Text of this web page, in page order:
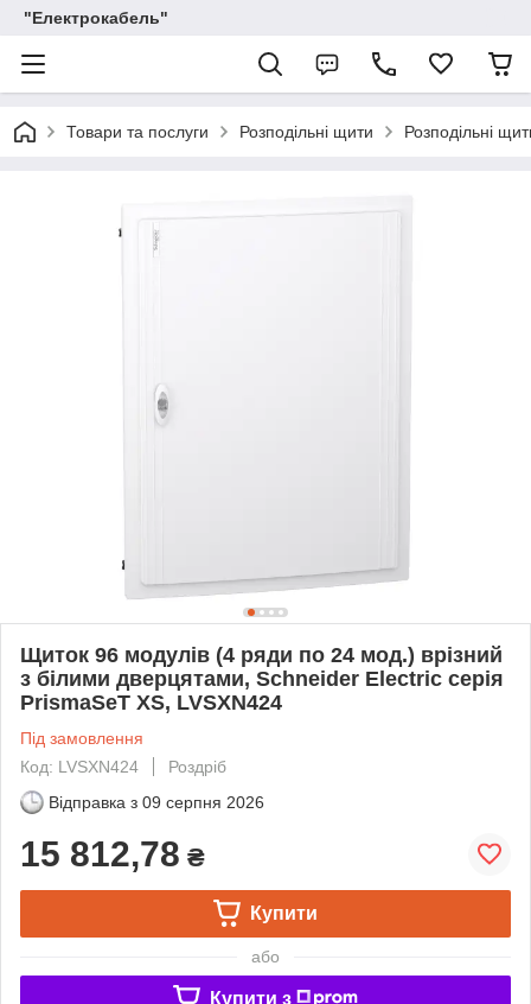
"Електрокабель"
Товари та послуги Розподільні щити Розподільні
Щиток 96 модулів (4 ряди по 24 мод.) врізний
з білими дверцятами, Schneider Electric серія
PrismaSeT XS, LVSXN424
Під замовлення
Код: LVSXN424
Роздріб
Відправка з 09 серпня 2026
15 812,78 ₴
Купити
або
Купити з